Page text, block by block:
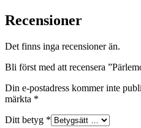
Recensioner
Det finns inga recensioner än.
Bli först med att recensera
Din e-postadress kommer inte
märkta *
Ditt betyg *